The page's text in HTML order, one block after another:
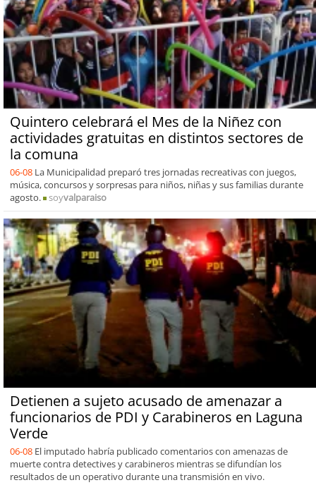
Quintero celebrará el Mes de la Niñez con
actividades gratuitas en distintos sectores de
la comuna
06-08 La Municipalidad preparó tres jornadas recreativas con juegos,
música, concursos y sorpresas para niños, niñas y sus familias durante
agosto.
soyvalparaiso
Detienen a sujeto acusado de amenazar a
funcionarios de PDI y Carabineros en Laguna
Verde
06-08 El imputado habría publicado comentarios con amenazas de
muerte contra detectives y carabineros mientras se difundían los
resultados de un operativo durante una transmisión en vivo.